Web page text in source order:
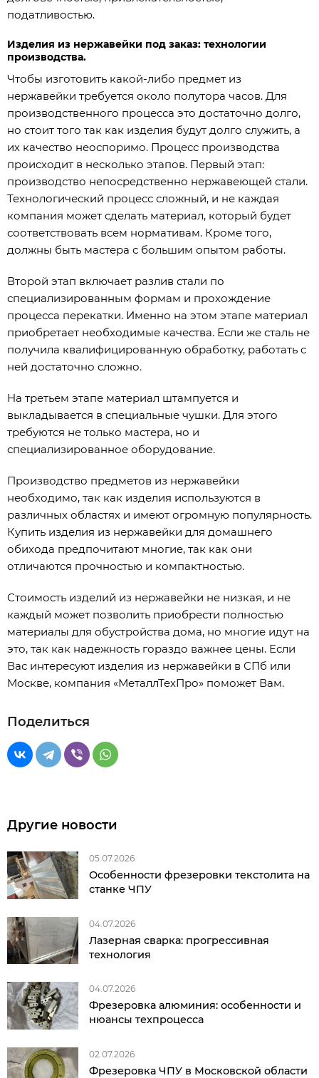
податливостью.
Изделия из нержавейки под заказ: технологии
производства.
Чтобы изготовить какой-либо предмет из
нержавейки требуется около полутора часов. Для
производственного процесса это достаточно долго,
но стоит того так как изделия будут долго служить, а
их качество неоспоримо. Процесс производства
происходит в несколько этапов. Первый этап:
производство непосредственно нержавеющей стали.
Технологический процесс сложный, и не каждая
компания может сделать материал, который будет
соответствовать всем нормативам. Кроме того,
должны быть мастера с большим опытом работы.
Второй этап включает разлив стали по
специализированным формам и прохождение
процесса перекатки. Именно на этом этапе материал
приобретает необходимые качества. Если же сталь не
получила квалифицированную обработку, работать с
ней достаточно сложно.
На третьем этапе материал штампуется и
выкладывается в специальные чушки. Для этого
требуются не только мастера, но и
специализированное оборудование.
Производство предметов из нержавейки
необходимо, так как изделия используются в
различных областях и имеют огромную популярность.
Купить изделия из нержавейки для домашнего
обихода предпочитают многие, так как они
отличаются прочностью и компактностью.
Стоимость изделий из нержавейки не низкая, и не
каждый может позволить приобрести полностью
материалы для обустройства дома, но многие идут на
это, так как надежность гораздо важнее цены. Если
Вас интересуют изделия из нержавейки в СПб или
Москве, компания «МеталлТехПро» поможет Вам.
Поделиться
Другие новости
05.07.2026
Особенности фрезеровки текстолита на
станке ЧПУ
04.07.2026
Лазерная сварка: прогрессивная
технология
04.07.2026
Фрезеровка алюминия: особенности и
нюансы техпроцесса
02.07.2026
Фрезеровка ЧПУ в Московской области